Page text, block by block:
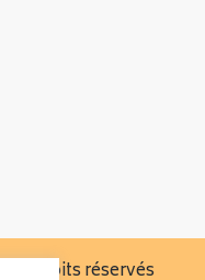
droits réservés